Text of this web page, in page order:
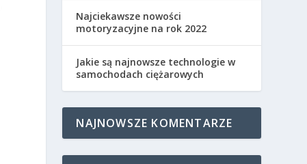
Najciekawsze nowości
motoryzacyjne na rok 2022
Jakie są najnowsze technologie w
samochodach ciężarowych
NAJNOWSZE KOMENTARZE